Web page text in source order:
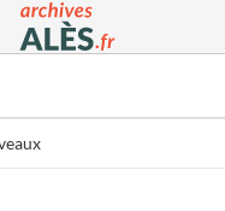
municipales d'Alès